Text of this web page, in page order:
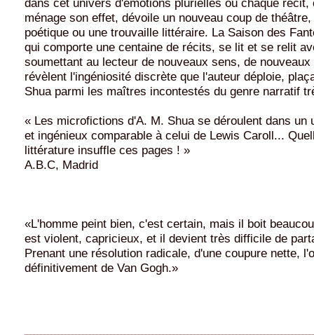
dans cet univers d'émotions plurielles où chaque récit,
ménage son effet, dévoile un nouveau coup de
poétique ou une trouvaille littéraire. La Saison des
qui comporte une centaine de récits, se lit et se relit
soumettant au lecteur de nouveaux sens, de
révèlent l'ingéniosité discrète que l'auteur déploie,
Shua parmi les maîtres incontestés du genre narratif
« Les microfictions d'A. M. Shua se déroulent dans un
et ingénieux comparable à celui de Lewis Caroll...
littérature insuffle ces pages ! »
A.B.C, Madrid
«L'homme peint bien, c'est certain, mais il boit
est violent, capricieux, et il devient très difficile de
Prenant une résolution radicale, d'une coupure nette,
définitivement de Van Gogh.»